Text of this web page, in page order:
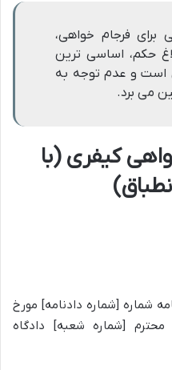
برای فرجام خواهی،
ابلاغ حکم، اساسی ترین
است و عدم توجه به
می برد.
کیفری (با
شماره [شماره دادنامه] مورخ
محترم [شماره شعبه] دادگاه